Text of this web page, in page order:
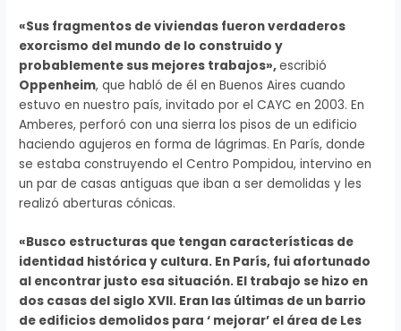
«Sus fragmentos de viviendas fueron verdaderos
exorcismo del mundo de lo construido y
probablemente sus mejores trabajos»,escribió
Oppenheim, que habló de él en Buenos Aires cuando
estuvo en nuestro país, invitado por el CAYC en 2003. En
Amberes, perforó con una sierra los pisos de un edificio
haciendo agujeros en forma de lágrimas. En París, donde
se estaba construyendo el Centro Pompidou, intervino en
un par de casas antiguas que iban a ser demolidas y les
realizó aberturas cónicas.
«Busco estructuras que tengan características de
identidad histórica y cultura. En París, fui afortunado
al encontrar justo esa situación. El trabajo se hizo en
dos casas del siglo XVII. Eran las últimas de un barrio
de edificios demolidos para ‘ mejorar’ el área de Les